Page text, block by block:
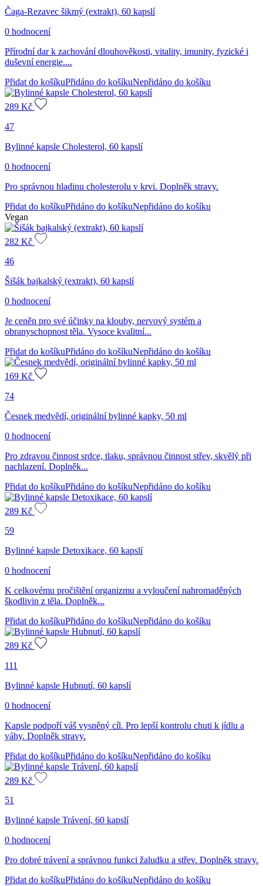
Čaga-Rezavec šikmý (extrakt), 60 kapslí
0 hodnocení
Přírodní dar k zachování dlouhověkosti, vitality, imunity, fyzické i
duševní energie....
Přidat do košíkuPřidáno do košíkuNepřidáno do košíku
289 Kč
47
Bylinné kapsle Cholesterol, 60 kapslí
0 hodnocení
Pro správnou hladinu cholesterolu v krvi. Doplněk stravy.
Přidat do košíkuPřidáno do košíkuNepřidáno do košíku
Vegan
282 Kč
46
Šišák bajkalský (extrakt), 60 kapslí
0 hodnocení
Je ceněn pro své účinky na klouby, nervový systém a
obranyschopnost těla. Vysoce kvalitní...
Přidat do košíkuPřidáno do košíkuNepřidáno do košíku
169 Kč
74
Česnek medvědí, originální bylinné kapky, 50 ml
0 hodnocení
Pro zdravou činnost srdce, tlaku, správnou činnost střev, skvělý při
nachlazení. Doplněk...
Přidat do košíkuPřidáno do košíkuNepřidáno do košíku
289 Kč
59
Bylinné kapsle Detoxikace, 60 kapslí
0 hodnocení
K celkovému pročištění organizmu a vyloučení nahromaděných
škodlivin z těla. Doplněk...
Přidat do košíkuPřidáno do košíkuNepřidáno do košíku
289 Kč
111
Bylinné kapsle Hubnutí, 60 kapslí
0 hodnocení
Kapsle podpoří váš vysněný cíl. Pro lepší kontrolu chuti k jídlu a
váhy. Doplněk stravy.
Přidat do košíkuPřidáno do košíkuNepřidáno do košíku
289 Kč
51
Bylinné kapsle Trávení, 60 kapslí
0 hodnocení
Pro dobré trávení a správnou funkci žaludku a střev. Doplněk stravy.
Přidat do košíkuPřidáno do košíkuNepřidáno do košíku